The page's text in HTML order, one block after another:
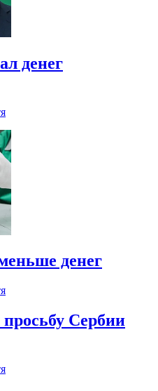
денег
денег
Сербии